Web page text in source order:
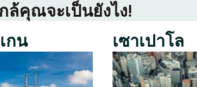
ล้คุณจะเป็นยังไง!
กน เซาเปาโล